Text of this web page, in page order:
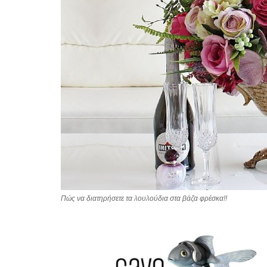
Πώς να διατηρήσετε τα λουλούδια στα βάζα φρέσκα!!